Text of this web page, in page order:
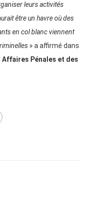
leurs activités
être un havre où des
en col blanc viennent
» a affirmé dans
Affaires Pénales et des